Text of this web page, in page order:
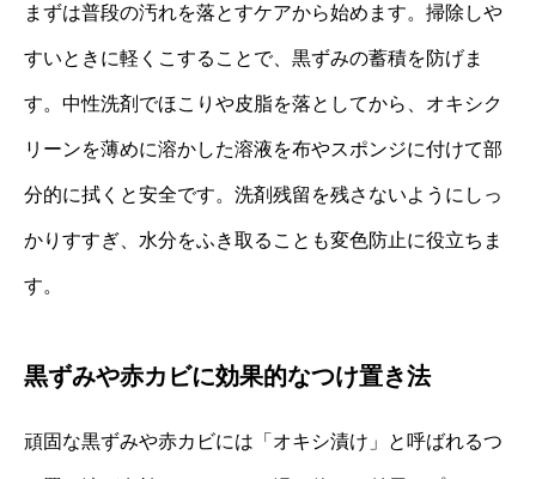
まずは普段の汚れを落とすケアから始めます。掃除しや
すいときに軽くこすることで、黒ずみの蓄積を防げま
す。中性洗剤でほこりや皮脂を落としてから、オキシク
リーンを薄めに溶かした溶液を布やスポンジに付けて部
分的に拭くと安全です。洗剤残留を残さないようにしっ
かりすすぎ、水分をふき取ることも変色防止に役立ちま
す。
黒ずみや赤カビに効果的なつけ置き法
頑固な黒ずみや赤カビには「オキシ漬け」と呼ばれるつ